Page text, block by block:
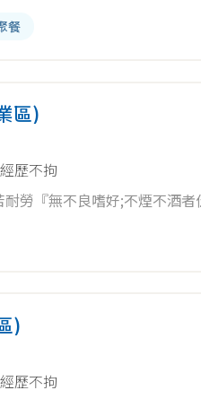
餐
區)
歷不拘
不酒者佳』 ※ 需熟堆高機操作 ※ 完善薪資
康檢查 ※ 完整的教育訓練
)
歷不拘